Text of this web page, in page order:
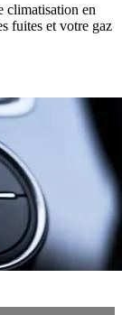
climatisation en
fuites et votre gaz